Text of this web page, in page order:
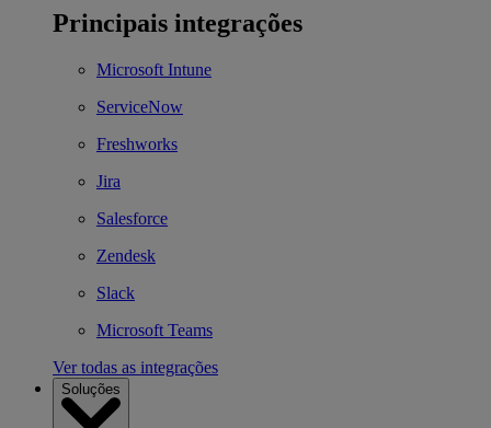
Principais integrações
Microsoft Intune
ServiceNow
Freshworks
Jira
Salesforce
Zendesk
Slack
Microsoft Teams
Ver todas as integrações
Soluções